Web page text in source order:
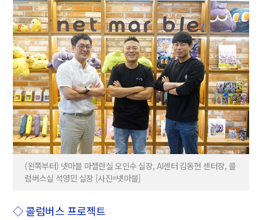
(왼쪽부터) 넷마블 마젤란실 오인수 실장, AI센터 김동현 센터장, 콜
럼버스실 석영민 실장 [사진=넷마블]
◇ 콜럼버스 프로젝트